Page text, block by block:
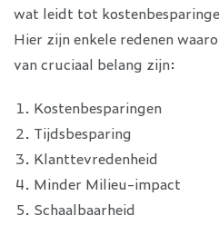
wat leidt tot
Hier zijn enkele redenen
van cruciaal belang zijn:
Kostenbesparingen
Tijdsbesparing
Klanttevredenheid
Minder Milieu-impact
Schaalbaarheid